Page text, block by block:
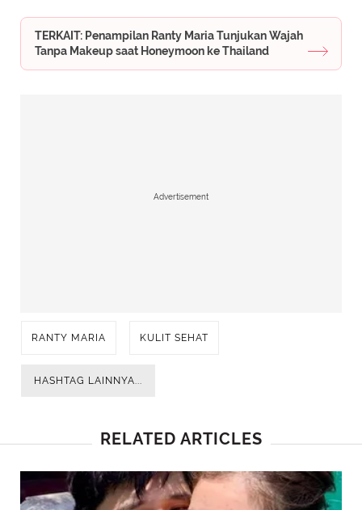
TERKAIT: Penampilan Ranty Maria Tunjukan Wajah
Tanpa Makeup saat Honeymoon ke Thailand
Advertisement
RANTY MARIA KULIT SEHAT
HASHTAG LAINNYA...
RELATED ARTICLES